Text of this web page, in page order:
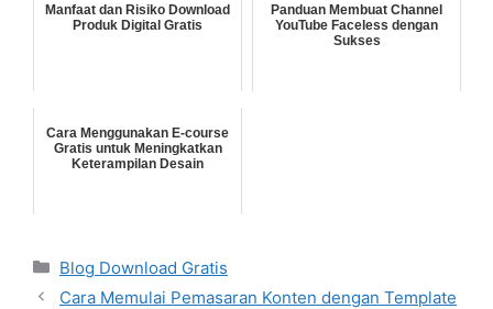
Manfaat dan Risiko Download
Produk Digital Gratis
Panduan Membuat Channel
YouTube Faceless dengan
Sukses
Cara Menggunakan E-course
Gratis untuk Meningkatkan
Keterampilan Desain
Categories
Blog Download Gratis
Cara Memulai Pemasaran Konten dengan Template